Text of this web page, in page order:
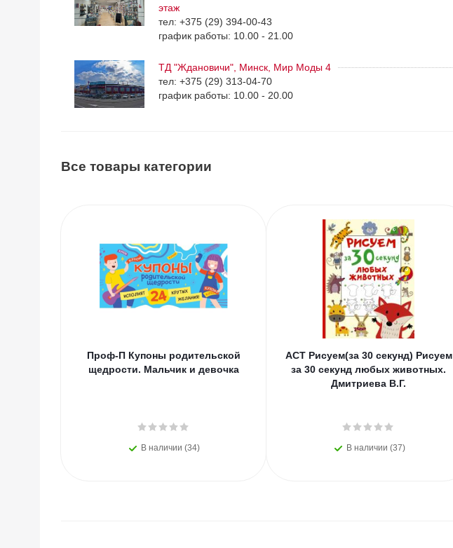
этаж
тел: +375 (29) 394-00-43
график работы: 10.00 - 21.00
ТД "Ждановичи", Минск, Мир Моды 4
тел: +375 (29) 313-04-70
график работы: 10.00 - 20.00
Все товары категории
Проф-П Купоны родительской
щедрости. Мальчик и девочка
В наличии (34)
АСТ Рисуем(за 30 секунд) Рисуем
за 30 секунд любых животных.
Дмитриева В.Г.
В наличии (37)